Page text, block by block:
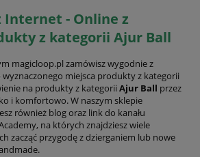
Internet - Online z
z kategorii Ajur Ball
magicloop.pl zamówisz wygodnie z
miejsca produkty z kategorii
na produkty z kategorii Ajur Ball przez
i komfortowo. W naszym sklepie
również blog oraz link do kanału
na których znajdziesz wiele
zacząć przygodę z dzierganiem lub nowe